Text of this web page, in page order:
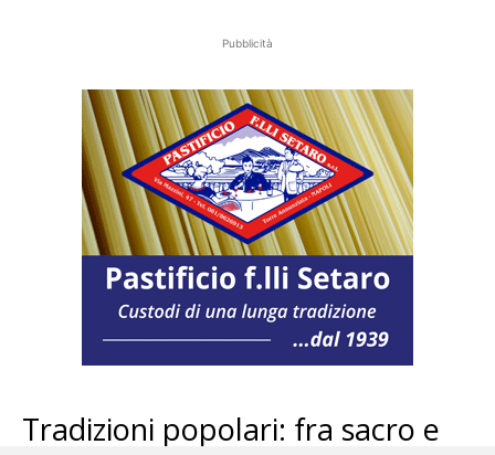
Pubblicità
Tradizioni popolari: fra sacro e